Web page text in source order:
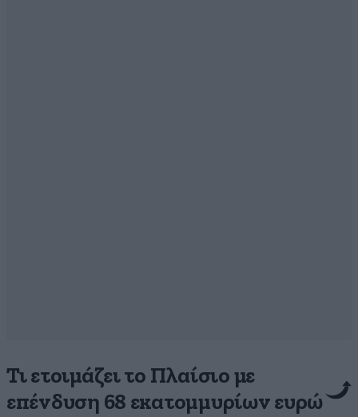
Τι ετοιμάζει το Πλαίσιο με
επένδυση 68 εκατομμυρίων ευρώ